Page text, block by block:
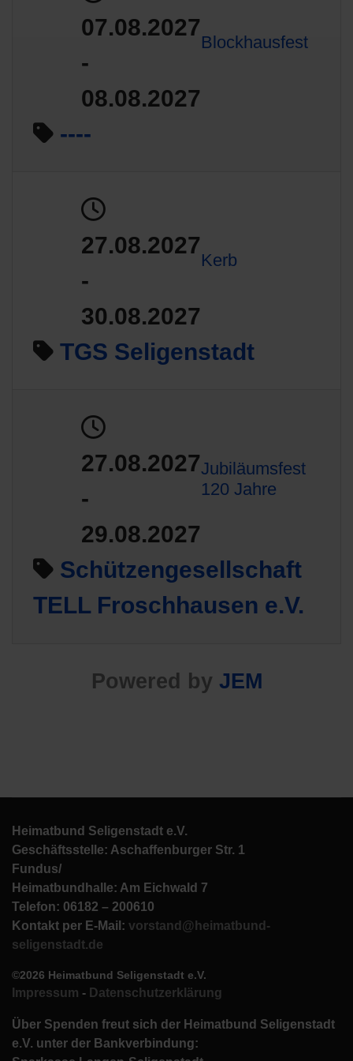
07.08.2027
-
08.08.2027
Blockhausfest
----
27.08.2027
-
30.08.2027
Kerb
TGS Seligenstadt
27.08.2027
-
29.08.2027
Jubiläumsfest
120 Jahre
Schützengesellschaft
TELL Froschhausen e.V.
Powered by JEM
Heimatbund Seligenstadt e.V.
Geschäftsstelle: Aschaffenburger Str. 1
Fundus/
Heimatbundhalle: Am Eichwald 7
Telefon: 06182 – 200610
Kontakt per E-Mail: vorstand@heimatbund-
seligenstadt.de
©2026 Heimatbund Seligenstadt e.V.
Impressum - Datenschutzerklärung
Über Spenden freut sich der Heimatbund Seligenstadt
e.V. unter der Bankverbindung: